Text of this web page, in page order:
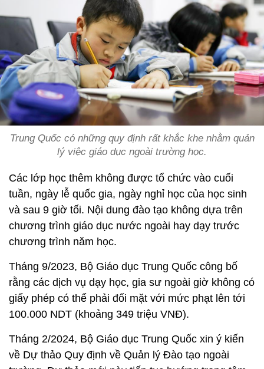
Trung Quốc có những quy định rất khắc khe nhằm quản
lý việc giáo dục ngoài trường học.
Các lớp học thêm không được tổ chức vào cuối
tuần, ngày lễ quốc gia, ngày nghỉ học của học sinh
và sau 9 giờ tối. Nội dung đào tạo không dựa trên
chương trình giáo dục nước ngoài hay dạy trước
chương trình năm học.
Tháng 9/2023, Bộ Giáo dục Trung Quốc công bố
rằng các dịch vụ dạy học, gia sư ngoài giờ không có
giấy phép có thể phải đối mặt với mức phạt lên tới
100.000 NDT (khoảng 349 triệu VNĐ).
Tháng 2/2024, Bộ Giáo dục Trung Quốc xin ý kiến
về Dự thảo Quy định về Quản lý Đào tạo ngoài